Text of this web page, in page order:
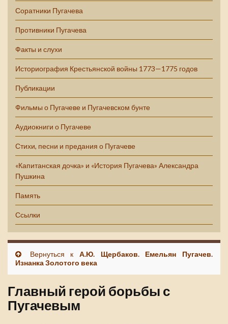
Соратники Пугачева
Противники Пугачева
Факты и слухи
Историография Крестьянской войны 1773—1775 годов
Публикации
Фильмы о Пугачеве и Пугачевском бунте
Аудиокниги о Пугачеве
Стихи, песни и предания о Пугачеве
«Капитанская дочка» и «История Пугачева» Александра
Пушкина
Память
Ссылки
Вернуться к А.Ю. Щербаков. Емельян Пугачев.
Изнанка Золотого века
Главный герой борьбы с
Пугачевым